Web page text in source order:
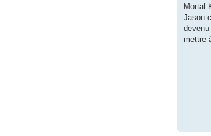
s
a
g
Mortal
Jason
mettre